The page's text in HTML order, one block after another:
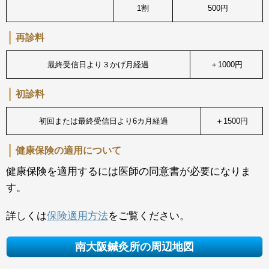
1割 500円
再診料
最終受信日より３かげ月経過 ＋1000円
初診料
初回または最終受信日より6カ月経過 ＋1500円
健康保険の適用について
健康保険を適用するには医師の同意書が必要になりま
す。
詳しくは保険適用方法をご覧ください。
南大阪鍼灸所の周辺地図